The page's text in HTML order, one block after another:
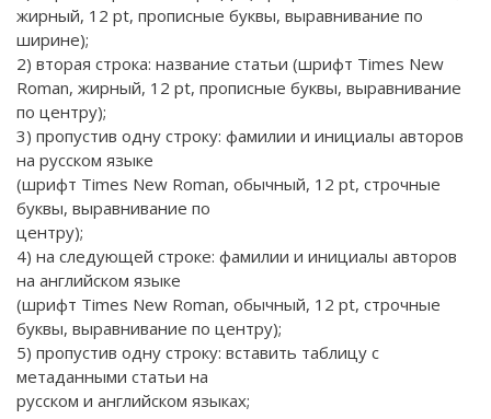
жирный, 12 pt, прописные буквы, выравнивание по
ширине);
2) вторая строка: название статьи (шрифт Times New
Roman, жирный, 12 pt, прописные буквы, выравнивание
по центру);
3) пропустив одну строку: фамилии и инициалы авторов
на русском языке
(шрифт Times New Roman, обычный, 12 pt, строчные
буквы, выравнивание по
центру);
4) на следующей строке: фамилии и инициалы авторов
на английском языке
(шрифт Times New Roman, обычный, 12 pt, строчные
буквы, выравнивание по центру);
5) пропустив одну строку: вставить таблицу с
метаданными статьи на
русском и английском языках;